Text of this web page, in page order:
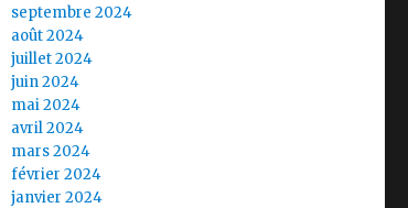
septembre 2024
août 2024
juillet 2024
juin 2024
mai 2024
avril 2024
mars 2024
février 2024
janvier 2024